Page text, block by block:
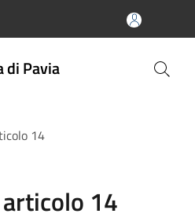
di Pavia
14
14